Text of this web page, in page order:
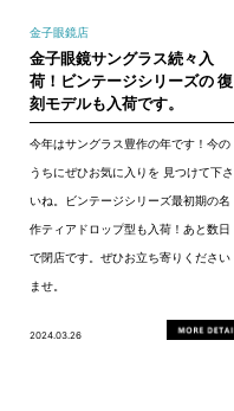
金子眼鏡店
金子眼鏡サングラス続々入
荷！ビンテージシリーズの 復
刻モデルも入荷です。
今年はサングラス豊作の年です！今の
うちにぜひお気に入りを 見つけて下さ
いね。ビンテージシリーズ最初期の名
作ティアドロップ型も入荷！あと数日
で閉店です。ぜひお立ち寄りください
ませ。
2024.03.26